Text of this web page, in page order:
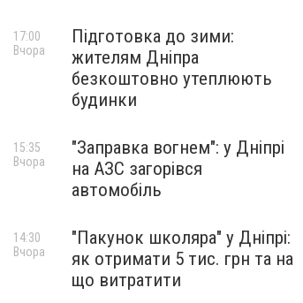
Підготовка до зими:
жителям Дніпра
безкоштовно утеплюють
будинки
17:00
Вчора
"Заправка вогнем": у Дніпрі
на АЗС загорівся
автомобіль
15:35
Вчора
"Пакунок школяра" у Дніпрі:
як отримати 5 тис. грн та на
що витратити
14:30
Вчора